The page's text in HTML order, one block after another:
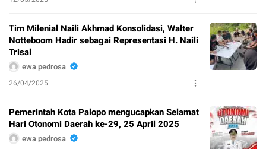
Tim Milenial Naili Akhmad Konsolidasi, Walter
Notteboom Hadir sebagai Representasi H. Naili
Trisal
ewa pedrosa
26/04/2025
Pemerintah Kota Palopo mengucapkan Selamat
Hari Otonomi Daerah ke-29, 25 April 2025
ewa pedrosa